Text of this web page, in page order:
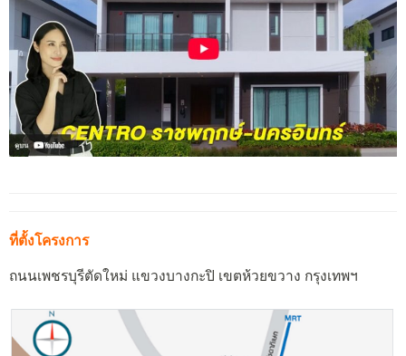
ที่ตั้งโครงการ
ถนนเพชรบุรีตัดใหม่ แขวงบางกะปิ เขตห้วยขวาง กรุงเทพฯ